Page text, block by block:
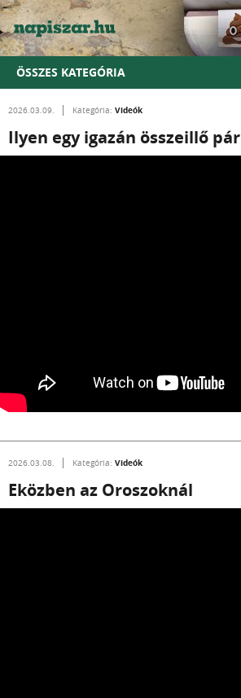
ÖSSZES KATEGÓRIA
2026.03.09. Kategória: Videók
Ilyen egy igazán összeillő pár
2026.03.08. Kategória: Videók
Eközben az Oroszoknál